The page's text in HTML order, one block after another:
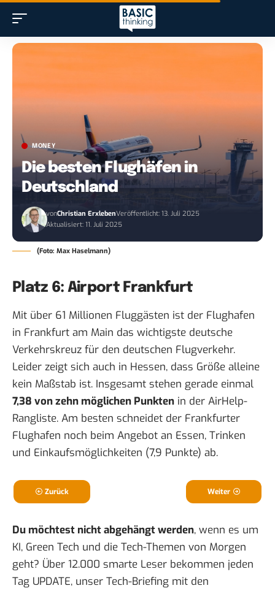
MONEY
Die besten Flughäfen in
Deutschland
vonChristian ErxlebenVeröffentlicht: 13. Juli 2025
Aktualisiert: 11. Juli 2025
(Foto: Max Haselmann)
Platz 6: Airport Frankfurt
Mit über 61 Millionen Fluggästen ist der Flughafen
in Frankfurt am Main das wichtigste deutsche
Verkehrskreuz für den deutschen Flugverkehr.
Leider zeigt sich auch in Hessen, dass Größe alleine
kein Maßstab ist. Insgesamt stehen gerade einmal
7,38 von zehn möglichen Punkten in der AirHelp-
Rangliste. Am besten schneidet der Frankfurter
Flughafen noch beim Angebot an Essen, Trinken
und Einkaufsmöglichkeiten (7,9 Punkte) ab.
Zurück Weiter
Du möchtest nicht abgehängt werden, wenn es um
KI, Green Tech und die Tech-Themen von Morgen
geht? Über 12.000 smarte Leser bekommen jeden
Tag UPDATE, unser Tech-Briefing mit den